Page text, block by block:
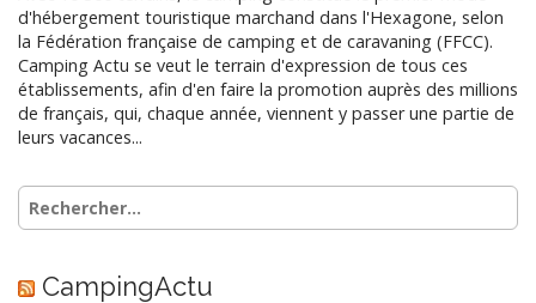
d'hébergement touristique marchand dans l'Hexagone, selon
la Fédération française de camping et de caravaning (FFCC).
Camping Actu se veut le terrain d'expression de tous ces
établissements, afin d'en faire la promotion auprès des millions
de français, qui, chaque année, viennent y passer une partie de
leurs vacances...
Rechercher :
CampingActu